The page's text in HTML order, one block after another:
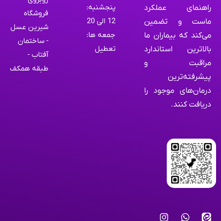
راهنمای عملکرد
ماست و تضمین
می‌کند که بیماران ما
بالاترین استاندارد
مراقبت و
پیشرفته‌ترین
درمان‌های موجود را
دریافت کنند.
پنجشنبه:
12 الی 20
جمعه ها:
تعطیل
فروشگاه
شیرین عسل
- ساختمان
آفتاب -
طبقه همکف